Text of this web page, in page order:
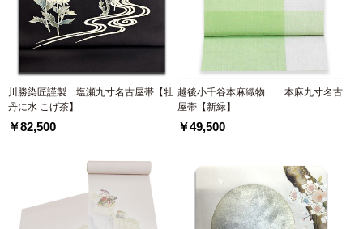
川勝染匠謹製 塩瀬九寸名古屋帯【牡
丹に水 こげ茶】
￥82,500
越後小千谷本麻織物 本麻九寸名古
屋帯【新緑】
￥49,500